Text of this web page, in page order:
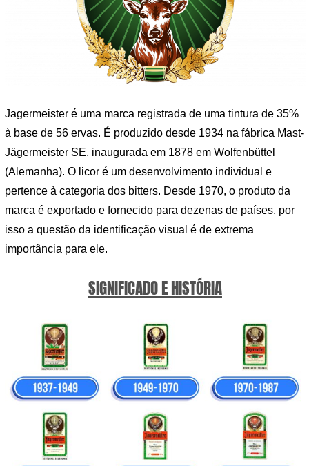
Jagermeister é uma marca registrada de uma tintura de 35%
à base de 56 ervas. É produzido desde 1934 na fábrica Mast-
Jägermeister SE, inaugurada em 1878 em Wolfenbüttel
(Alemanha). O licor é um desenvolvimento individual e
pertence à categoria dos bitters. Desde 1970, o produto da
marca é exportado e fornecido para dezenas de países, por
isso a questão da identificação visual é de extrema
importância para ele.
SIGNIFICADO E HISTÓRIA